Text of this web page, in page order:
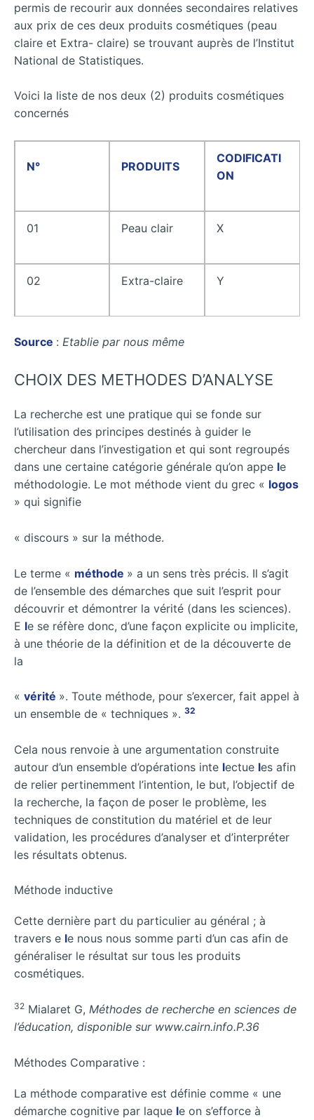
permis de recourir aux données secondaires relatives
aux prix de ces deux produits cosmétiques (peau
claire et Extra- claire) se trouvant auprès de l’Institut
National de Statistiques.
Voici la liste de nos deux (2) produits cosmétiques
concernés
N° PRODUITS
CODIFICATI
ON
01 Peau clair X
02 Extra-claire Y
Source : Etablie par nous même
CHOIX DES METHODES D’ANALYSE
La recherche est une pratique qui se fonde sur
l’utilisation des principes destinés à guider le
chercheur dans l’investigation et qui sont regroupés
dans une certaine catégorie générale qu’on appe le
méthodologie. Le mot méthode vient du grec « logos
» qui signifie
« discours » sur la méthode.
Le terme « méthode » a un sens très précis. Il s’agit
de l’ensemble des démarches que suit l’esprit pour
découvrir et démontrer la vérité (dans les sciences).
E le se réfère donc, d’une façon explicite ou implicite,
à une théorie de la définition et de la découverte de
la
« vérité ». Toute méthode, pour s’exercer, fait appel à
un ensemble de « techniques ». 32
Cela nous renvoie à une argumentation construite
autour d’un ensemble d’opérations inte lectue les afin
de relier pertinemment l’intention, le but, l’objectif de
la recherche, la façon de poser le problème, les
techniques de constitution du matériel et de leur
validation, les procédures d’analyser et d’interpréter
les résultats obtenus.
Méthode inductive
Cette dernière part du particulier au général ; à
travers e le nous nous somme parti d’un cas afin de
généraliser le résultat sur tous les produits
cosmétiques.
32 Mialaret G, Méthodes de recherche en sciences de
l’éducation, disponible sur www.cairn.info.P.36
Méthodes Comparative :
La méthode comparative est définie comme « une
démarche cognitive par laque le on s’efforce à